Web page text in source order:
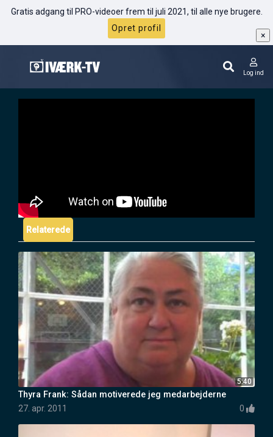
Gratis adgang til PRO-videoer frem til juli 2021, til alle nye brugere.
Opret profil
×
Log ind
Martin Bjergegaard: Sådan lever jeg et
lykkeligt liv
Relaterede
5:40
Thyra Frank: Sådan motiverede jeg medarbejderne
27. apr. 2011 0